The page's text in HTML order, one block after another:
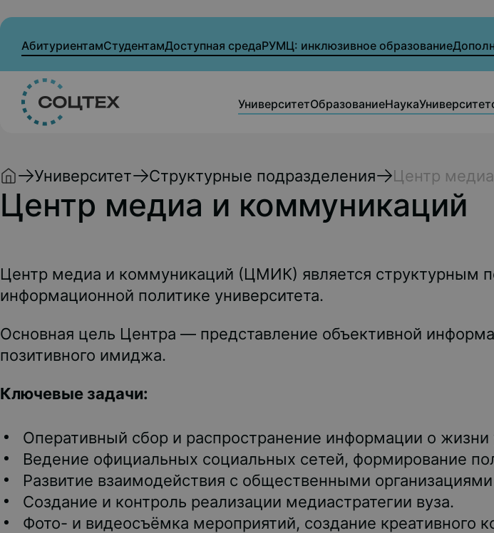
АбитуриентамСтудентамДоступная средаРУМЦ: инклюзивное образование
УниверситетОбразованиеНаука
Университет Структурные подразделения Центр
Центр медиа и коммуникаций
Центр медиа и коммуникаций (ЦМИК) является структурным
информационной политике университета.
Основная цель Центра — представление объективной
позитивного имиджа.
Ключевые задачи:
Оперативный сбор и распространение информации о жизни
Ведение официальных социальных сетей, формирование
Развитие взаимодействия с общественными
Создание и контроль реализации медиастратегии вуза.
Фото- и видеосъёмка мероприятий, создание креативного